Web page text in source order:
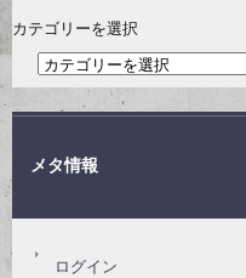
カテゴリーを選択
メタ情報
ログイン